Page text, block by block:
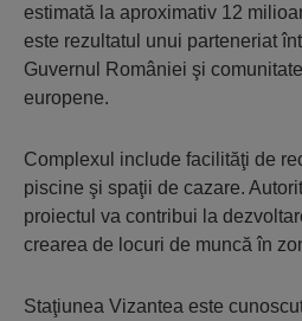
estimată la aproximativ 12
este rezultatul unui parteneriat
Guvernul României şi
europene.
Complexul include facilităţi de
piscine şi spaţii de cazare.
proiectul va contribui la
crearea de locuri de muncă în
Staţiunea Vizantea este